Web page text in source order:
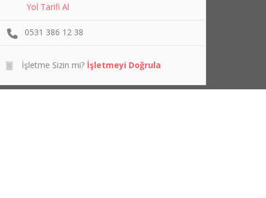
Yol Tarifi Al
0531 386 12 38
İşletme Sizin mi? İşletmeyi Doğrula